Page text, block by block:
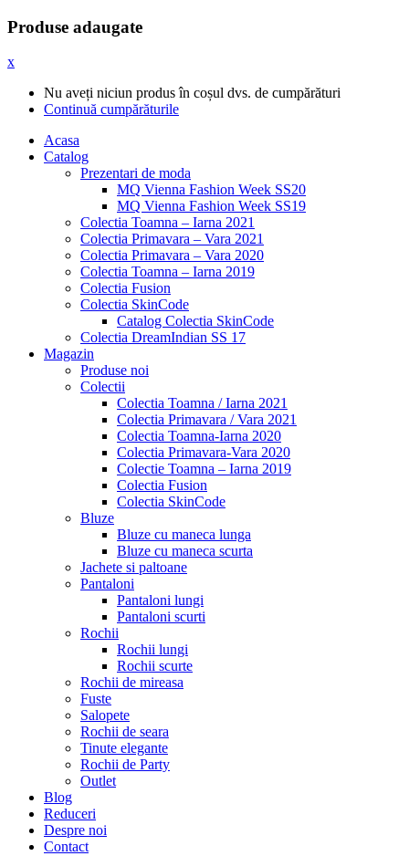
Produse adaugate
x
Nu aveți niciun produs în coșul dvs. de cumpărături
Continuă cumpărăturile
Acasa
Catalog
Prezentari de moda
MQ Vienna Fashion Week SS20
MQ Vienna Fashion Week SS19
Colectia Toamna – Iarna 2021
Colectia Primavara – Vara 2021
Colectia Primavara – Vara 2020
Colectia Toamna – Iarna 2019
Colectia Fusion
Colectia SkinCode
Catalog Colectia SkinCode
Colectia DreamIndian SS 17
Magazin
Produse noi
Colectii
Colectia Toamna / Iarna 2021
Colectia Primavara / Vara 2021
Colectia Toamna-Iarna 2020
Colectia Primavara-Vara 2020
Colectie Toamna – Iarna 2019
Colectia Fusion
Colectia SkinCode
Bluze
Bluze cu maneca lunga
Bluze cu maneca scurta
Jachete si paltoane
Pantaloni
Pantaloni lungi
Pantaloni scurti
Rochii
Rochii lungi
Rochii scurte
Rochii de mireasa
Fuste
Salopete
Rochii de seara
Tinute elegante
Rochii de Party
Outlet
Blog
Reduceri
Despre noi
Contact